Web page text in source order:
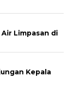
Limpasan di
Kepala